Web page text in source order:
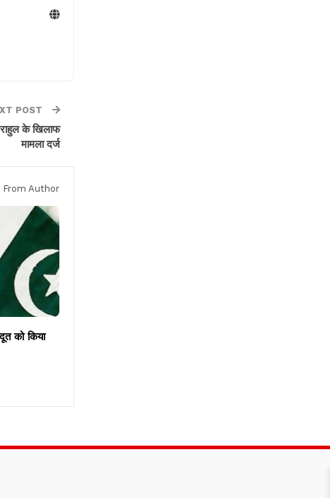
POST
के खिलाफ
मामला दर्ज
From Author
को किया